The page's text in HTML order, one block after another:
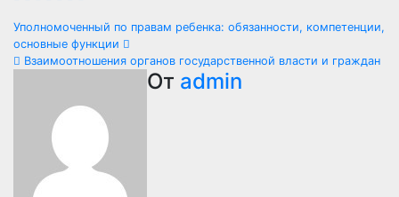
Навигация
по
записям
Уполномоченный по правам ребенка: обязанности, компетенции,
основные функции
Взаимоотношения органов государственной власти и граждан
От admin